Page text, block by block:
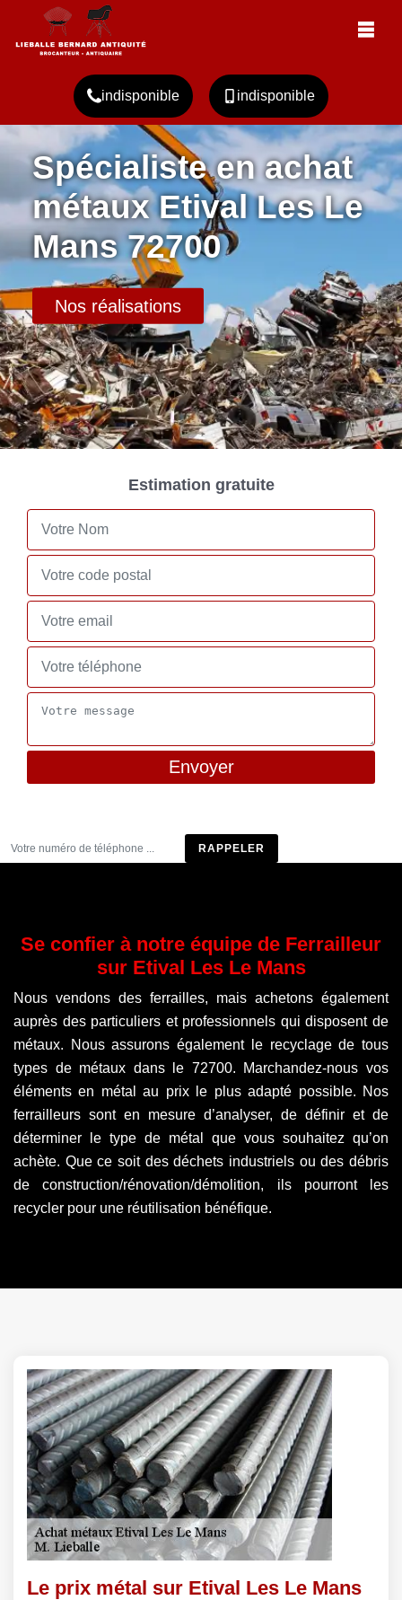
indisponible indisponible
Spécialiste en achat
métaux Etival Les Le
Mans 72700
Nos réalisations
Estimation gratuite
Se confier à notre équipe de Ferrailleur
sur Etival Les Le Mans
Nous vendons des ferrailles, mais achetons également
auprès des particuliers et professionnels qui disposent de
métaux. Nous assurons également le recyclage de tous
types de métaux dans le 72700. Marchandez-nous vos
éléments en métal au prix le plus adapté possible. Nos
ferrailleurs sont en mesure d’analyser, de définir et de
déterminer le type de métal que vous souhaitez qu’on
achète. Que ce soit des déchets industriels ou des débris
de construction/rénovation/démolition, ils pourront les
recycler pour une réutilisation bénéfique.
Le prix métal sur Etival Les Le Mans